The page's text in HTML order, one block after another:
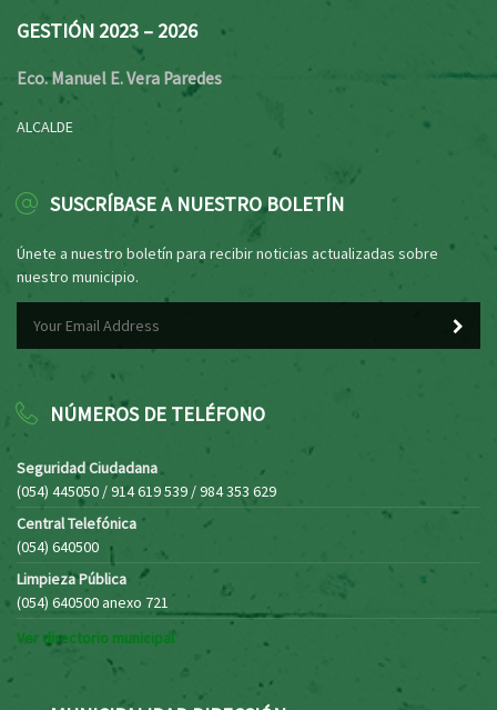
GESTIÓN 2023 – 2026
Eco. Manuel E. Vera Paredes
ALCALDE
SUSCRÍBASE A NUESTRO BOLETÍN
Únete a nuestro boletín para recibir noticias actualizadas sobre
nuestro municipio.
NÚMEROS DE TELÉFONO
Seguridad Ciudadana
(054) 445050 / 914 619 539 / 984 353 629
Central Telefónica
(054) 640500
Limpieza Pública
(054) 640500 anexo 721
Ver directorio municipal